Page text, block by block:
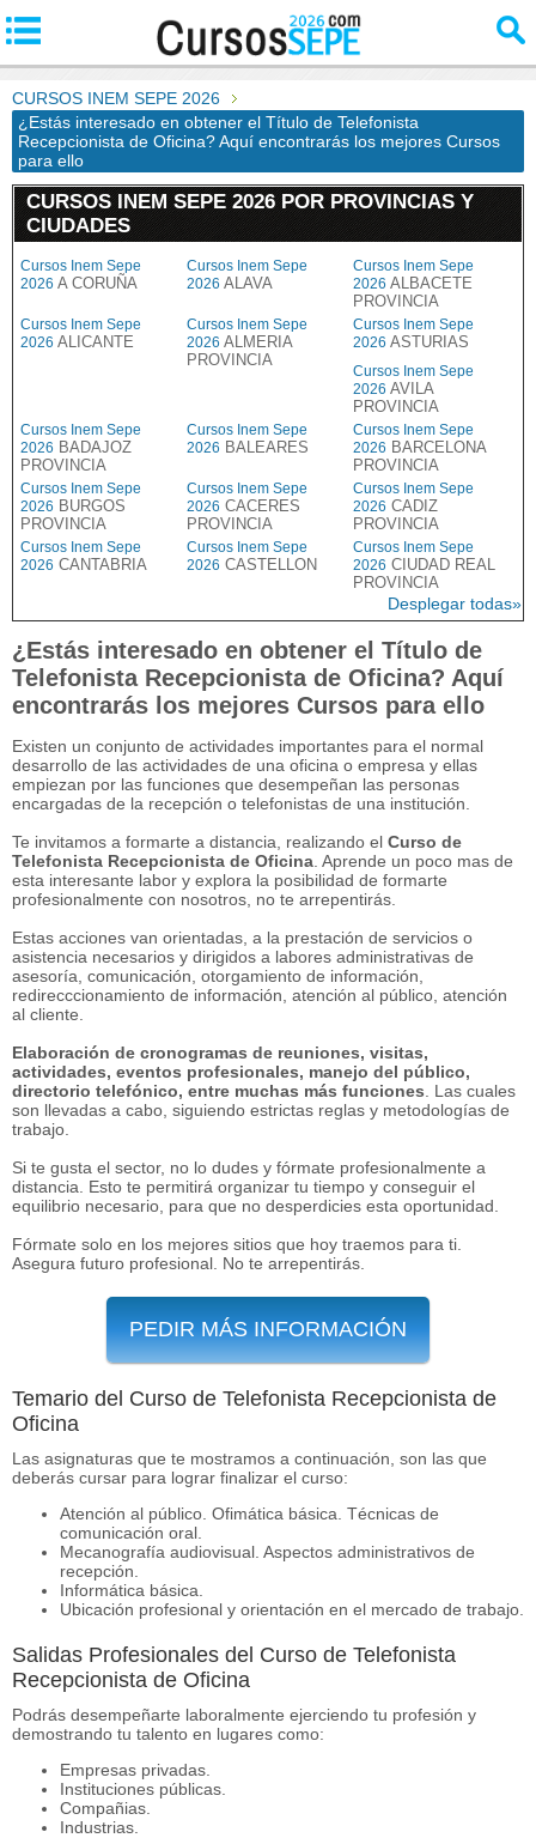
CURSOS INEM SEPE 2026
¿Estás interesado en obtener el Título de Telefonista
Recepcionista de Oficina? Aquí encontrarás los mejores Cursos
para ello
CURSOS INEM SEPE 2026 POR PROVINCIAS Y
CIUDADES
Cursos Inem Sepe
2026 A CORUÑA
Cursos Inem Sepe
2026 ALAVA
Cursos Inem Sepe
2026 ALBACETE
PROVINCIA
Cursos Inem Sepe
2026 ALICANTE
Cursos Inem Sepe
2026 ALMERIA
PROVINCIA
Cursos Inem Sepe
2026 ASTURIAS
Cursos Inem Sepe
2026 AVILA
PROVINCIA
Cursos Inem Sepe
2026 BADAJOZ
PROVINCIA
Cursos Inem Sepe
2026 BALEARES
Cursos Inem Sepe
2026 BARCELONA
PROVINCIA
Cursos Inem Sepe
2026 BURGOS
PROVINCIA
Cursos Inem Sepe
2026 CACERES
PROVINCIA
Cursos Inem Sepe
2026 CADIZ
PROVINCIA
Cursos Inem Sepe
2026 CANTABRIA
Cursos Inem Sepe
2026 CASTELLON
Cursos Inem Sepe
2026 CIUDAD REAL
PROVINCIA
Desplegar todas»
¿Estás interesado en obtener el Título de
Telefonista Recepcionista de Oficina? Aquí
encontrarás los mejores Cursos para ello
Existen un conjunto de actividades importantes para el normal
desarrollo de las actividades de una oficina o empresa y ellas
empiezan por las funciones que desempeñan las personas
encargadas de la recepción o telefonistas de una institución.
Te invitamos a formarte a distancia, realizando el Curso de
Telefonista Recepcionista de Oficina . Aprende un poco mas de
esta interesante labor y explora la posibilidad de formarte
profesionalmente con nosotros, no te arrepentirás.
Estas acciones van orientadas, a la prestación de servicios o
asistencia necesarios y dirigidos a labores administrativas de
asesoría, comunicación, otorgamiento de información,
redirecccionamiento de información, atención al público, atención
al cliente.
Elaboración de cronogramas de reuniones, visitas,
actividades, eventos profesionales, manejo del público,
directorio telefónico, entre muchas más funciones . Las cuales
son llevadas a cabo, siguiendo estrictas reglas y metodologías de
trabajo.
Si te gusta el sector, no lo dudes y fórmate profesionalmente a
distancia. Esto te permitirá organizar tu tiempo y conseguir el
equilibrio necesario, para que no desperdicies esta oportunidad.
Fórmate solo en los mejores sitios que hoy traemos para ti.
Asegura futuro profesional. No te arrepentirás.
PEDIR MÁS INFORMACIÓN
Temario del Curso de Telefonista Recepcionista de
Oficina
Las asignaturas que te mostramos a continuación, son las que
deberás cursar para lograr finalizar el curso:
Atención al público. Ofimática básica. Técnicas de
comunicación oral.
Mecanografía audiovisual. Aspectos administrativos de
recepción.
Informática básica.
Ubicación profesional y orientación en el mercado de trabajo.
Salidas Profesionales del Curso de Telefonista
Recepcionista de Oficina
Podrás desempeñarte laboralmente ejerciendo tu profesión y
demostrando tu talento en lugares como:
Empresas privadas.
Instituciones públicas.
Compañias.
Industrias.